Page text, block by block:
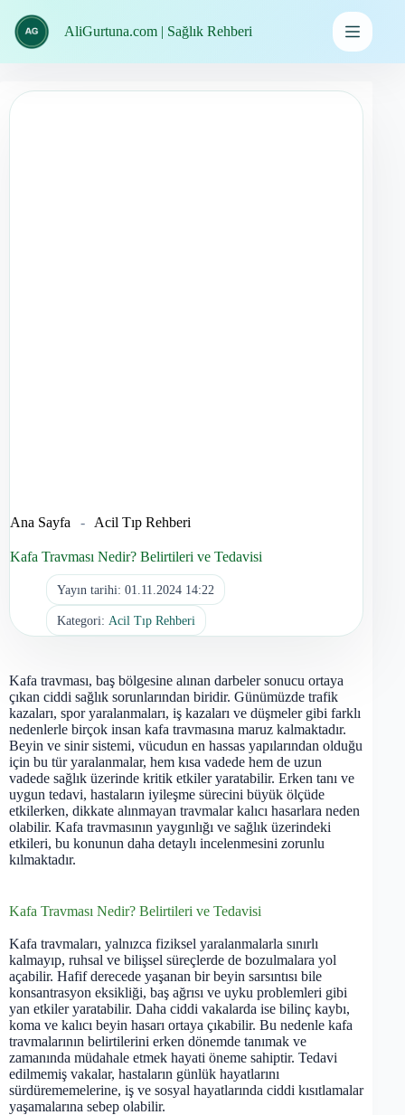
geç
AliGurtuna.com | Sağlık Rehberi
Ana Sayfa - Acil Tıp Rehberi
Kafa Travması Nedir? Belirtileri ve Tedavisi
Yayın tarihi: 01.11.2024 14:22
Kategori: Acil Tıp Rehberi
Kafa travması, baş bölgesine alınan darbeler sonucu ortaya
çıkan ciddi sağlık sorunlarından biridir. Günümüzde trafik
kazaları, spor yaralanmaları, iş kazaları ve düşmeler gibi farklı
nedenlerle birçok insan kafa travmasına maruz kalmaktadır.
Beyin ve sinir sistemi, vücudun en hassas yapılarından olduğu
için bu tür yaralanmalar, hem kısa vadede hem de uzun
vadede sağlık üzerinde kritik etkiler yaratabilir. Erken tanı ve
uygun tedavi, hastaların iyileşme sürecini büyük ölçüde
etkilerken, dikkate alınmayan travmalar kalıcı hasarlara neden
olabilir. Kafa travmasının yaygınlığı ve sağlık üzerindeki
etkileri, bu konunun daha detaylı incelenmesini zorunlu
kılmaktadır.
Kafa Travması Nedir? Belirtileri ve Tedavisi
Kafa travmaları, yalnızca fiziksel yaralanmalarla sınırlı
kalmayıp, ruhsal ve bilişsel süreçlerde de bozulmalara yol
açabilir. Hafif derecede yaşanan bir beyin sarsıntısı bile
konsantrasyon eksikliği, baş ağrısı ve uyku problemleri gibi
yan etkiler yaratabilir. Daha ciddi vakalarda ise bilinç kaybı,
koma ve kalıcı beyin hasarı ortaya çıkabilir. Bu nedenle kafa
travmalarının belirtilerini erken dönemde tanımak ve
zamanında müdahale etmek hayati öneme sahiptir. Tedavi
edilmemiş vakalar, hastaların günlük hayatlarını
sürdürememelerine, iş ve sosyal hayatlarında ciddi kısıtlamalar
yaşamalarına sebep olabilir.